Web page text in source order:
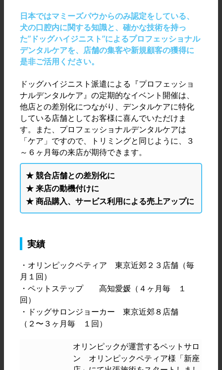
日本ではマミーズパウからのみ認定をしている、
犬の口腔内に関する知識と、確かな技術を持っ
た”ドッグハイジニスト”によるプロフェッショナル
デンタルケアを、店舗の集客や新規顧客の獲得に
是非ご活用ください。
ドッグハイジニスト派遣による『プロフェッショ
ナルデンタルケア』の定期的なイベント開催は、
他店との差別化につながり、デンタルケアに特化
している店舗としてお客様に喜んでいただけま
す。また、プロフェッショナルデンタルケアは
「ケア」ですので、トリミングと同じように、３
～６ヶ月毎の来店が期待できます。
★ 競合店舗との差別化に
★ 来店の動機付けに
★ 商品購入、サービス利用による売上アップに
実績
・オリンピックペティア 東京近郊２３店舗（毎
月１回）
・ペットステップ 高知愛媛（４ヶ月毎 １
回）
・ドッグサロンジョーカー 東京近郊８店舗
（２〜３ヶ月毎 １回）
オリンピックが運営するペットサロ
ン オリンピックペティア様「新座